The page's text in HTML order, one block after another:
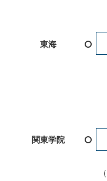
東海
関東学院